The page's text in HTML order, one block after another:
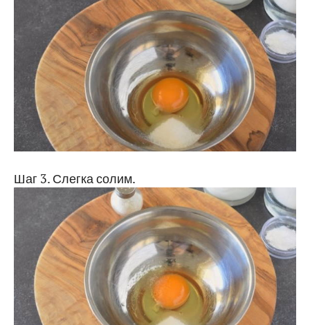
Шаг 3. Слегка солим.